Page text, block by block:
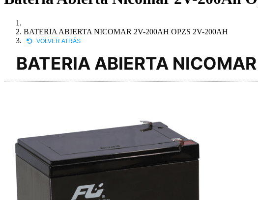
BATERIA ABIERTA NICOMAR 2V-200AH OPZS 2V-200AH
VOLVER ATRÁS
BATERIA ABIERTA